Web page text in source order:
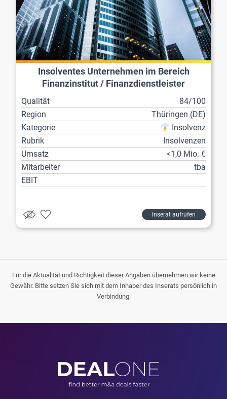
Insolventes Unternehmen im Bereich
Finanzinstitut / Finanzdienstleister
Qualität
84/100
Region
Thüringen (DE)
Kategorie
Insolvenz
Rubrik
Insolvenzen
Umsatz
<1,0 Mio. €
Mitarbeiter
tba
EBIT
Inserat aufrufen
Für die Aktualität und Richtigkeit dieser Angaben übernehmen wir keine
Gewähr. Bitte setzen Sie sich mit dem Inhaber des Inserats persönlich in
Verbindung.